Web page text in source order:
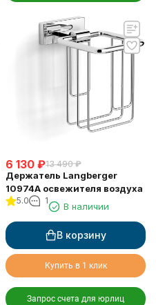
6 130 ₽13 490 ₽
Держатель Langberger
10974A освежителя воздуха
5.0 1
В наличии
В корзину
Купить в 1 клик
Запрос счета для юрлиц